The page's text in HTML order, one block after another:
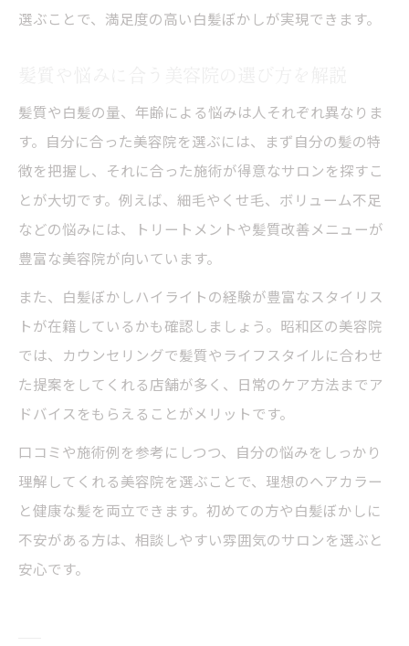
選ぶことで、満足度の高い白髪ぼかしが実現できます。
髪質や白髪の量、年齢による悩みは人それぞれ異なりま
す。自分に合った美容院を選ぶには、まず自分の髪の特
徴を把握し、それに合った施術が得意なサロンを探すこ
とが大切です。例えば、細毛やくせ毛、ボリューム不足
などの悩みには、トリートメントや髪質改善メニューが
豊富な美容院が向いています。
また、白髪ぼかしハイライトの経験が豊富なスタイリス
トが在籍しているかも確認しましょう。昭和区の美容院
では、カウンセリングで髪質やライフスタイルに合わせ
た提案をしてくれる店舗が多く、日常のケア方法までア
ドバイスをもらえることがメリットです。
口コミや施術例を参考にしつつ、自分の悩みをしっかり
理解してくれる美容院を選ぶことで、理想のヘアカラー
と健康な髪を両立できます。初めての方や白髪ぼかしに
不安がある方は、相談しやすい雰囲気のサロンを選ぶと
安心です。